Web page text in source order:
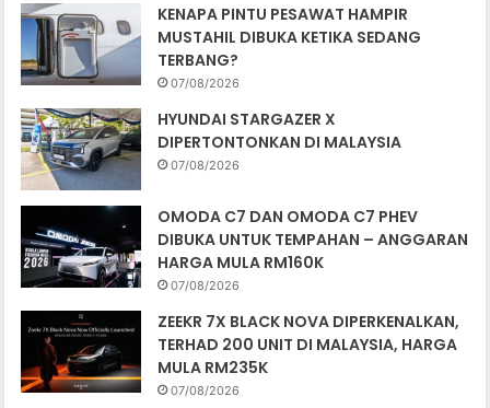
KENAPA PINTU PESAWAT HAMPIR
MUSTAHIL DIBUKA KETIKA SEDANG
TERBANG?
07/08/2026
HYUNDAI STARGAZER X
DIPERTONTONKAN DI MALAYSIA
07/08/2026
OMODA C7 DAN OMODA C7 PHEV
DIBUKA UNTUK TEMPAHAN – ANGGARAN
HARGA MULA RM160K
07/08/2026
ZEEKR 7X BLACK NOVA DIPERKENALKAN,
TERHAD 200 UNIT DI MALAYSIA, HARGA
MULA RM235K
07/08/2026